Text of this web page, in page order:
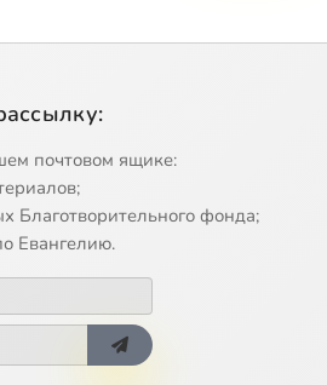
почтовом ящике:
Благотворительного фонда;
Евангелию.